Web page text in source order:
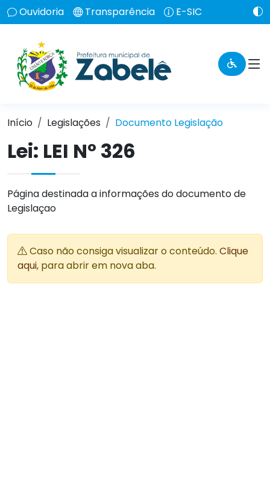
Ouvidoria Transparência E-SIC
Início Legislações Documento Legislação
Lei: LEI Nº 326
Página destinada a informações do documento de
Legislaçao
Caso não consiga visualizar o conteúdo. Clique
aqui, para abrir em nova aba.